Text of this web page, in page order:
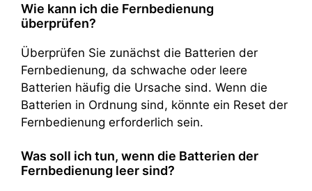
Wie kann ich die Fernbedienung
überprüfen?
Überprüfen Sie zunächst die Batterien der
Fernbedienung, da schwache oder leere
Batterien häufig die Ursache sind. Wenn die
Batterien in Ordnung sind, könnte ein Reset der
Fernbedienung erforderlich sein.
Was soll ich tun, wenn die Batterien der
Fernbedienung leer sind?